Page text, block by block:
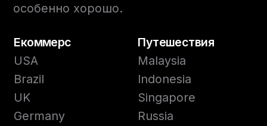
особенно хорошо.
Екоммерс
Путешествия
USA
Malaysia
Brazil
Indonesia
UK
Singapore
Germany
Russia